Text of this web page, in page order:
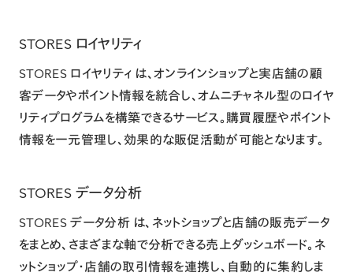
STORES ロイヤリティ
STORES ロイヤリティ は、オンラインショップと実店舗の顧
客データやポイント情報を統合し、オムニチャネル型のロイヤ
リティプログラムを構築できるサービス。購買履歴やポイント
情報を一元管理し、効果的な販促活動が可能となります。
STORES データ分析
STORES データ分析は、ネットショップと店舗の販売データ
をまとめ、さまざまな軸で分析できる売上ダッシュボード。ネ
ットショップ・店舗の取引情報を連携し、自動的に集約しま